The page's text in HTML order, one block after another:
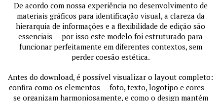
De acordo com nossa experiência no desenvolvimento de
materiais gráficos para identificação visual, a clareza da
hierarquia de informações e a flexibilidade de edição são
essenciais — por isso este modelo foi estruturado para
funcionar perfeitamente em diferentes contextos, sem
perder coesão estética.
Antes do download, é possível visualizar o layout completo:
confira como os elementos — foto, texto, logotipo e cores —
se organizam harmoniosamente, e como o design mantém